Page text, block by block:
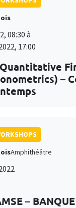
08:30 à
17:00
–
Amphithéâtre
–